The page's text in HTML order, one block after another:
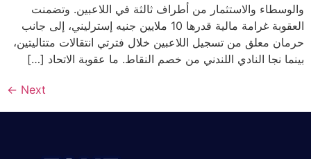
والوسطاء والاستثمار من أطراف ثالثة في اللاعبين. وتضمنت
العقوبة غرامة مالية قدرها 10 ملايين جنيه إسترليني، إلى جانب
حرمان معلق من تسجيل اللاعبين خلال فترتي انتقالات متتاليتين،
بينما نجا النادي اللندني من خصم النقاط. ما عقوبة الاتحاد […]
Next
←